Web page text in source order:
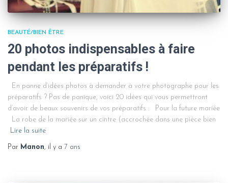
BEAUTÉ/BIEN ÊTRE
20 photos indispensables à faire
pendant les préparatifs !
En panne d’idées photos à demander à votre photographe pour les
préparatifs ? Pas de panique, voici 20 idées qui vous permettront
d’avoir de beaux souvenirs de vos préparatifs : Pour la future mariée
La robe de la mariée sur un cintre (accrochée dans une pièce bien
Lire la suite
Par Manon, il y a 7 ans